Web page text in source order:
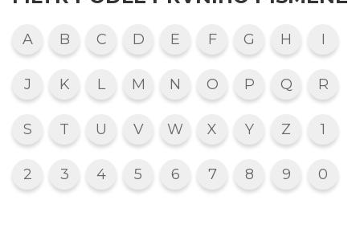
A B C D E F G H I
J K L M N O P Q R
S T U V W X Y Z 1
2 3 4 5 6 7 8 9 0